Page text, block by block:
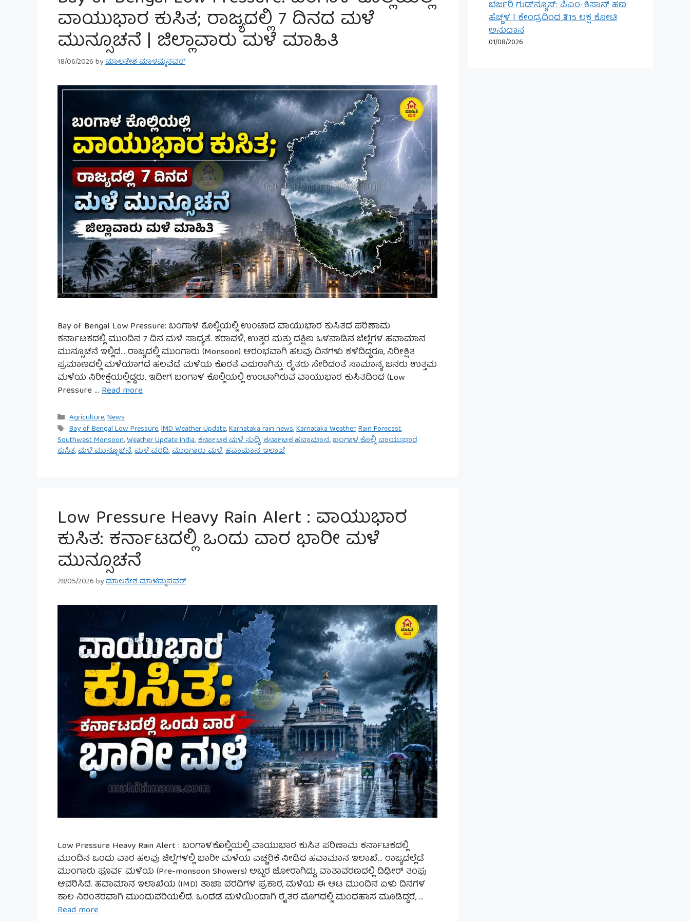
ವಾಯುಭಾರ ಕುಸಿತ; ರಾಜ್ಯದಲ್ಲಿ 7 ದಿನದ ಮಳೆ
ಮುನ್ಸೂಚನೆ | ಜಿಲ್ಲಾವಾರು ಮಳೆ ಮಾಹಿತಿ
18/06/2026byಮಾಲತೇಶ ಮಾಳಮ್ಮನವರ್
Bay of Bengal Low Pressure: ಬಂಗಾಳ ಕೊಲ್ಲಿಯಲ್ಲಿ ಉಂಟಾದ ವಾಯುಭಾರ ಕುಸಿತದ ಪರಿಣಾಮ
ಕರ್ನಾಟಕದಲ್ಲಿ ಮುಂದಿನ 7 ದಿನ ಮಳೆ ಸಾಧ್ಯತೆ. ಕರಾವಳಿ, ಉತ್ತರ ಮತ್ತು ದಕ್ಷಿಣ ಒಳನಾಡಿನ ಜಿಲ್ಲೆಗಳ ಹವಾಮಾನ
ಮುನ್ಸೂಚನೆ ಇಲ್ಲಿದೆ… ರಾಜ್ಯದಲ್ಲಿ ಮುಂಗಾರು (Monsoon) ಆರಂಭವಾಗಿ ಹಲವು ದಿನಗಳು ಕಳೆದಿದ್ದರೂ, ನಿರೀಕ್ಷಿತ
ಪ್ರಮಾಣದಲ್ಲಿ ಮಳೆಯಾಗದೆ ಹಲವೆಡೆ ಮಳೆಯ ಕೊರತೆ ಎದುರಾಗಿತ್ತು. ರೈತರು ಸೇರಿದಂತೆ ಸಾಮಾನ್ಯ ಜನರು ಉತ್ತಮ
ಮಳೆಯ ನಿರೀಕ್ಷೆಯಲ್ಲಿದ್ದರು. ಇದೀಗ ಬಂಗಾಳ ಕೊಲ್ಲಿಯಲ್ಲಿ ಉಂಟಾಗಿರುವ ವಾಯುಭಾರ ಕುಸಿತದಿಂದ (Low
Pressure … Read more
Categories
Agriculture,News
Tags
Bay of Bengal Low Pressure,IMD Weather Update,Karnataka rain news,Karnataka Weather,Rain Forecast,
Southwest Monsoon,Weather Update India,ಕರ್ನಾಟಕ ಮಳೆ ಸುದ್ದಿ,ಕರ್ನಾಟಕ ಹವಾಮಾನ,ಬಂಗಾಳ ಕೊಲ್ಲಿ ವಾಯುಭಾರ
ಕುಸಿತ,ಮಳೆ ಮುನ್ಸೂಚನೆ,ಮಳೆ ವರದಿ,ಮುಂಗಾರು ಮಳೆ,ಹವಾಮಾನ ಇಲಾಖೆ
Low Pressure Heavy Rain Alert : ವಾಯುಭಾರ
ಕುಸಿತ: ಕರ್ನಾಟದಲ್ಲಿ ಒಂದು ವಾರ ಭಾರೀ ಮಳೆ
ಮುನ್ಸೂಚನೆ
28/05/2026byಮಾಲತೇಶ ಮಾಳಮ್ಮನವರ್
Low Pressure Heavy Rain Alert : ಬಂಗಾಳಕೊಲ್ಲಿಯಲ್ಲಿ ವಾಯುಭಾರ ಕುಸಿತ ಪರಿಣಾಮ ಕರ್ನಾಟಕದಲ್ಲಿ
ಮುಂದಿನ ಒಂದು ವಾರ ಹಲವು ಜಿಲ್ಲೆಗಳಲ್ಲಿ ಭಾರೀ ಮಳೆಯ ಎಚ್ಚರಿಕೆ ನೀಡಿದ ಹವಾಮಾನ ಇಲಾಖೆ… ರಾಜ್ಯದೆಲ್ಲೆಡೆ
ಮುಂಗಾರು ಪೂರ್ವ ಮಳೆಯ (Pre-monsoon Showers) ಅಬ್ಬರ ಜೋರಾಗಿದ್ದು, ವಾತಾವರಣದಲ್ಲಿ ದಿಢೀರ್ ತಂಪು
ಆವರಿಸಿದೆ. ಹವಾಮಾನ ಇಲಾಖೆಯ (IMD) ತಾಜಾ ವರದಿಗಳ ಪ್ರಕಾರ, ಮಳೆಯ ಈ ಆಟ ಮುಂದಿನ ಏಳು ದಿನಗಳ
ಕಾಲ ನಿರಂತರವಾಗಿ ಮುಂದುವರಿಯಲಿದೆ. ಒಂದೆಡೆ ಮಳೆಯಿಂದಾಗಿ ರೈತರ ಮೊಗದಲ್ಲಿ ಮಂದಹಾಸ ಮೂಡಿದ್ದರೆ, …
Read more
ಭರ್ಜರಿ ಗುಡ್‌ನ್ಯೂಸ್: ಪಿಎಂ-ಕಿಸಾನ್ ಹಣ
ಹೆಚ್ಚಳ | ಕೇಂದ್ರದಿಂದ ₹3.15 ಲಕ್ಷ ಕೋಟಿ
ಅನುದಾನ
01/08/2026